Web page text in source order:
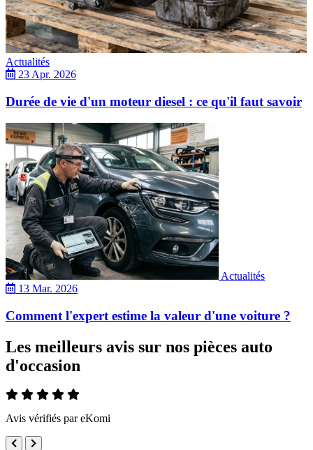
Actualités
23 Apr. 2026
Durée de vie d'un moteur diesel : ce qu'il faut savoir
Actualités
13 Mar. 2026
Comment l'expert estime la valeur d'une voiture ?
Les meilleurs avis sur nos pièces auto
d'occasion
Avis vérifiés par eKomi